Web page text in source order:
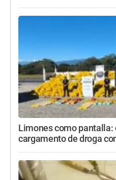
Limones como
cargamento de droga